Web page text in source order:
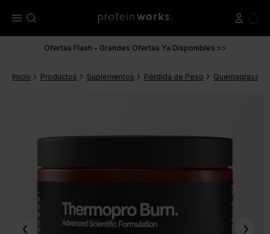
menu
Ofertas Flash - Grandes Ofertas Ya Disponibles >>
Inicio Productos Suplementos Pérdida de Peso Quemagrasas